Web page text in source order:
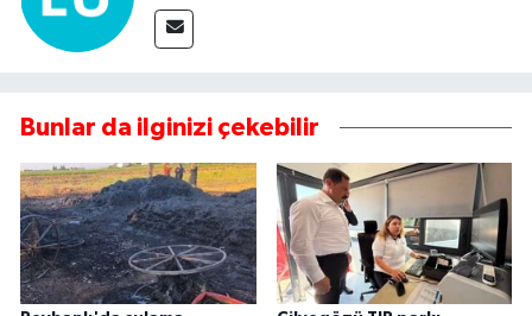
Bunlar da ilginizi çekebilir